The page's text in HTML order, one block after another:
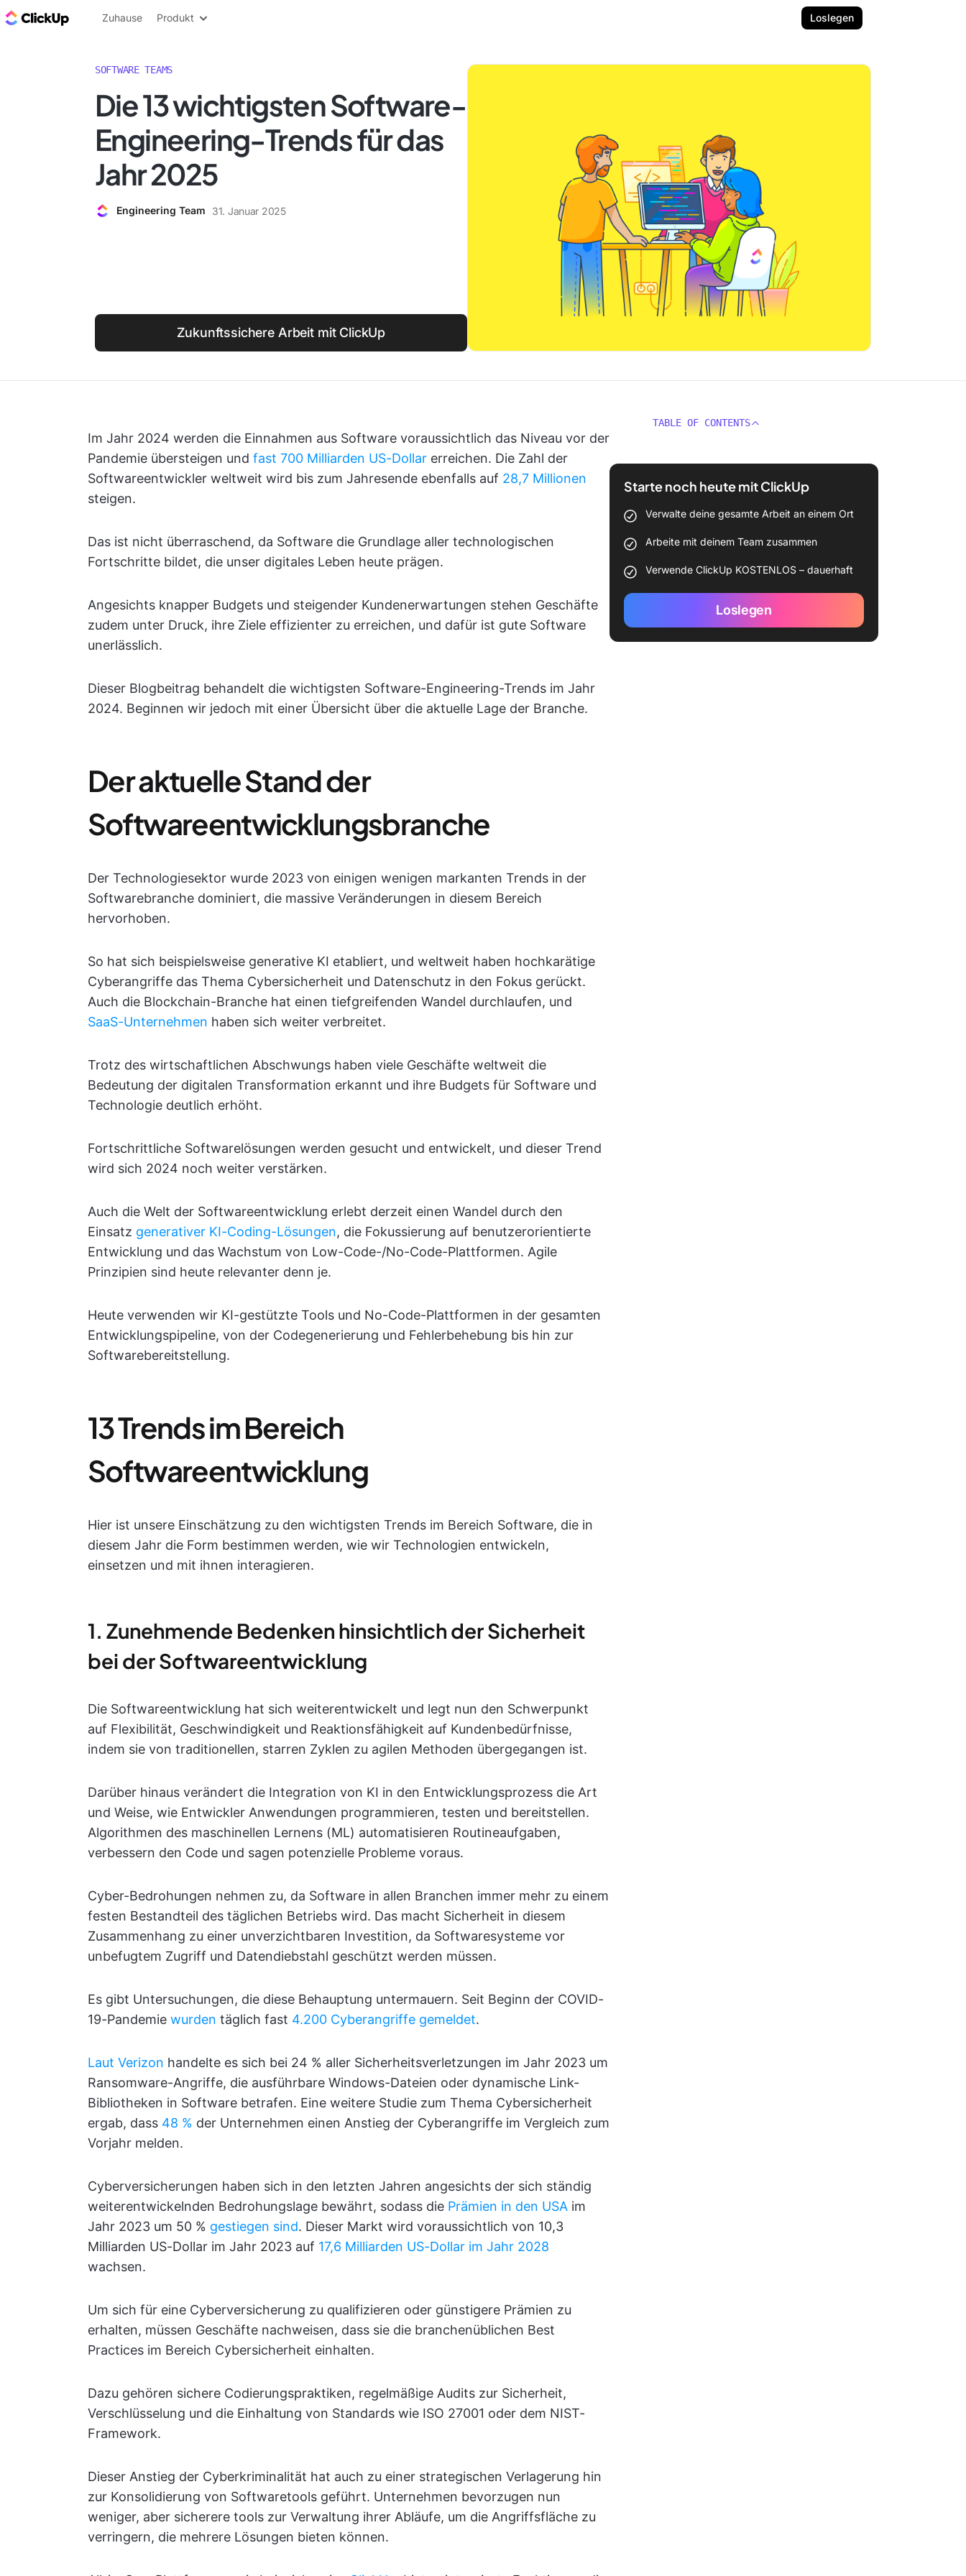
ClickUp Blog
Zuhause Produkt Loslegen
SOFTWARE TEAMS
Die 13 wichtigsten Software-
Engineering-Trends für das
Jahr 2025
Engineering Team 31. Januar 2025
Zukunftssichere Arbeit mit ClickUp
Im Jahr 2024 werden die Einnahmen aus Software voraussichtlich das Niveau vor der
Pandemie übersteigen und fast 700 Milliarden US-Dollar erreichen. Die Zahl der
Softwareentwickler weltweit wird bis zum Jahresende ebenfalls auf 28,7 Millionen
steigen.
Das ist nicht überraschend, da Software die Grundlage aller technologischen
Fortschritte bildet, die unser digitales Leben heute prägen.
Angesichts knapper Budgets und steigender Kundenerwartungen stehen Geschäfte
zudem unter Druck, ihre Ziele effizienter zu erreichen, und dafür ist gute Software
unerlässlich.
Dieser Blogbeitrag behandelt die wichtigsten Software-Engineering-Trends im Jahr
2024. Beginnen wir jedoch mit einer Übersicht über die aktuelle Lage der Branche.
Der aktuelle Stand der
Softwareentwicklungsbranche
Der Technologiesektor wurde 2023 von einigen wenigen markanten Trends in der
Softwarebranche dominiert, die massive Veränderungen in diesem Bereich
hervorhoben.
So hat sich beispielsweise generative KI etabliert, und weltweit haben hochkarätige
Cyberangriffe das Thema Cybersicherheit und Datenschutz in den Fokus gerückt.
Auch die Blockchain-Branche hat einen tiefgreifenden Wandel durchlaufen, und
SaaS-Unternehmen haben sich weiter verbreitet.
Trotz des wirtschaftlichen Abschwungs haben viele Geschäfte weltweit die
Bedeutung der digitalen Transformation erkannt und ihre Budgets für Software und
Technologie deutlich erhöht.
Fortschrittliche Softwarelösungen werden gesucht und entwickelt, und dieser Trend
wird sich 2024 noch weiter verstärken.
Auch die Welt der Softwareentwicklung erlebt derzeit einen Wandel durch den
Einsatz generativer KI-Coding-Lösungen, die Fokussierung auf benutzerorientierte
Entwicklung und das Wachstum von Low-Code-/No-Code-Plattformen. Agile
Prinzipien sind heute relevanter denn je.
Heute verwenden wir KI-gestützte Tools und No-Code-Plattformen in der gesamten
Entwicklungspipeline, von der Codegenerierung und Fehlerbehebung bis hin zur
Softwarebereitstellung.
13 Trends im Bereich
Softwareentwicklung
Hier ist unsere Einschätzung zu den wichtigsten Trends im Bereich Software, die in
diesem Jahr die Form bestimmen werden, wie wir Technologien entwickeln,
einsetzen und mit ihnen interagieren.
1. Zunehmende Bedenken hinsichtlich der Sicherheit
bei der Softwareentwicklung
Die Softwareentwicklung hat sich weiterentwickelt und legt nun den Schwerpunkt
auf Flexibilität, Geschwindigkeit und Reaktionsfähigkeit auf Kundenbedürfnisse,
indem sie von traditionellen, starren Zyklen zu agilen Methoden übergegangen ist.
Darüber hinaus verändert die Integration von KI in den Entwicklungsprozess die Art
und Weise, wie Entwickler Anwendungen programmieren, testen und bereitstellen.
Algorithmen des maschinellen Lernens (ML) automatisieren Routineaufgaben,
verbessern den Code und sagen potenzielle Probleme voraus.
Cyber-Bedrohungen nehmen zu, da Software in allen Branchen immer mehr zu einem
festen Bestandteil des täglichen Betriebs wird. Das macht Sicherheit in diesem
Zusammenhang zu einer unverzichtbaren Investition, da Softwaresysteme vor
unbefugtem Zugriff und Datendiebstahl geschützt werden müssen.
Es gibt Untersuchungen, die diese Behauptung untermauern. Seit Beginn der COVID-
19-Pandemie wurden täglich fast 4.200 Cyberangriffe gemeldet.
Laut Verizon handelte es sich bei 24 % aller Sicherheitsverletzungen im Jahr 2023 um
Ransomware-Angriffe, die ausführbare Windows-Dateien oder dynamische Link-
Bibliotheken in Software betrafen. Eine weitere Studie zum Thema Cybersicherheit
ergab, dass 48 % der Unternehmen einen Anstieg der Cyberangriffe im Vergleich zum
Vorjahr melden.
Cyberversicherungen haben sich in den letzten Jahren angesichts der sich ständig
weiterentwickelnden Bedrohungslage bewährt, sodass die Prämien in den USA im
Jahr 2023 um 50 % gestiegen sind. Dieser Markt wird voraussichtlich von 10,3
Milliarden US-Dollar im Jahr 2023 auf 17,6 Milliarden US-Dollar im Jahr 2028
wachsen.
Um sich für eine Cyberversicherung zu qualifizieren oder günstigere Prämien zu
erhalten, müssen Geschäfte nachweisen, dass sie die branchenüblichen Best
Practices im Bereich Cybersicherheit einhalten.
Dazu gehören sichere Codierungspraktiken, regelmäßige Audits zur Sicherheit,
Verschlüsselung und die Einhaltung von Standards wie ISO 27001 oder dem NIST-
Framework.
Dieser Anstieg der Cyberkriminalität hat auch zu einer strategischen Verlagerung hin
zur Konsolidierung von Softwaretools geführt. Unternehmen bevorzugen nun
weniger, aber sicherere tools zur Verwaltung ihrer Abläufe, um die Angriffsfläche zu
verringern, die mehrere Lösungen bieten können.
TABLE OF CONTENTS
Starte noch heute mit ClickUp
Verwalte deine gesamte Arbeit an einem Ort
Arbeite mit deinem Team zusammen
Verwende ClickUp KOSTENLOS – dauerhaft
Loslegen